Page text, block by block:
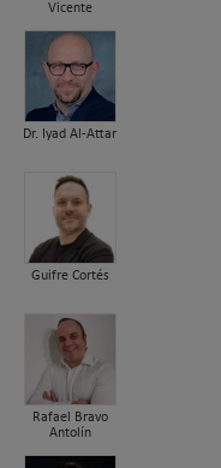
Vicente
Dr. Iyad Al-Attar
Guifre Cortés
Rafael Bravo
Antolín